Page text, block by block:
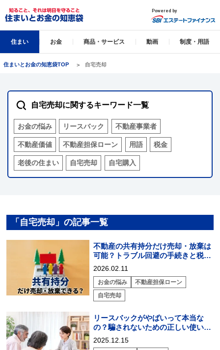
住まい お金 商品・サービス 動画 制度・用語
住まいとお金の知恵袋TOP 自宅売却
自宅売却に関するキーワード一覧
お金の悩み リースバック 不動産事業者
不動産価値 不動産担保ローン 用語 税金
老後の住まい 自宅売却 自宅購入
「自宅売却」の記事一覧
不動産の共有持分だけ売却・放棄は
可能？トラブル回避の手続きと税務
リスク
2026.02.11
お金の悩み
不動産担保ローン
自宅売却
リースバックがやばいって本当な
の？騙されないための正しい使い方
を紹介
2025.12.15